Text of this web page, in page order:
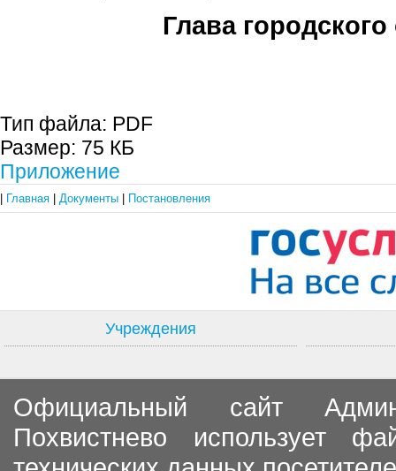
Глава городского
Тип файла: PDF
Размер: 75 КБ
Приложение
Главная Документы Постановления
Учреждения
Официальный сайт
Похвистнево использует